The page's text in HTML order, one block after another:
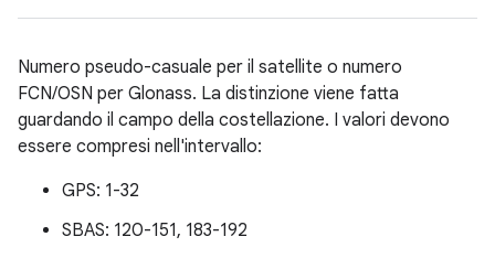
Numero pseudo-casuale per il satellite o numero
FCN/OSN per Glonass. La distinzione viene fatta
guardando il campo della costellazione. I valori devono
essere compresi nell'intervallo:
GPS: 1-32
SBAS: 120-151, 183-192